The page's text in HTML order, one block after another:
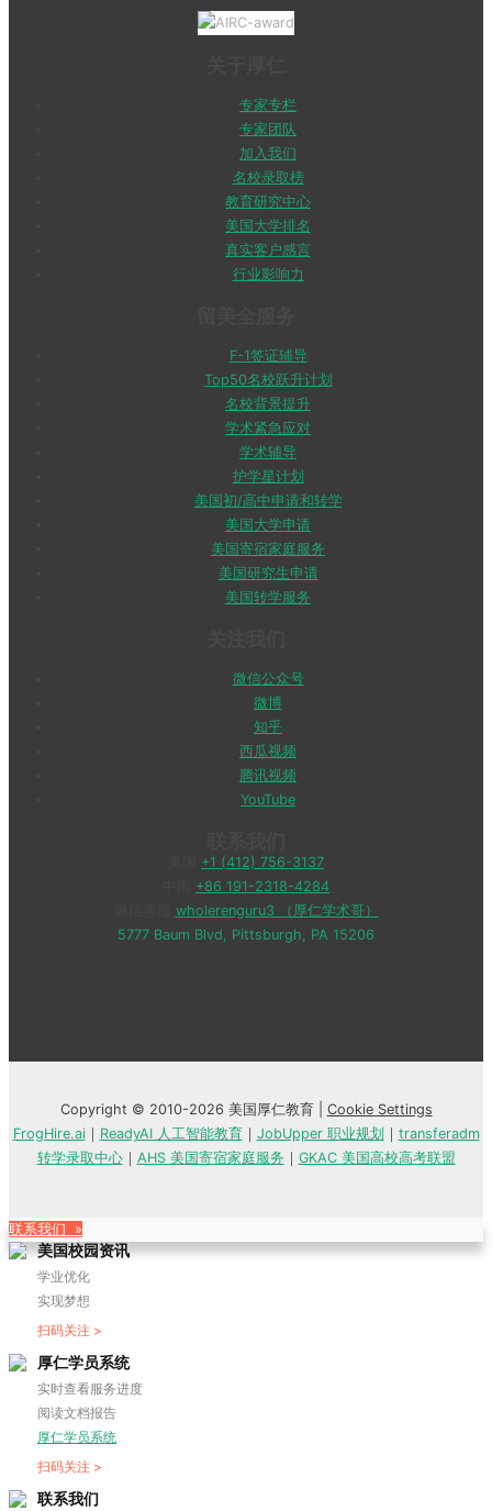
关于厚仁
加入我们
名校录取榜
教育研究中心
美国大学排名
真实客户感言
行业影响力
留美全服务
名校背景提升
学术紧急应对
学术辅导
护学星计划
美国初/高中申请和转学
美国大学申请
美国寄宿家庭服务
美国研究生申请
美国转学服务
关注我们
知乎
西瓜视频
腾讯视频
YouTube
联系我们
+1 (412) 756-3137
wholerenguru3 （厚仁学术哥）
5777 Baum Blvd, Pittsburgh, PA 15206
Copyright © 2010-2026 美国厚仁教育 |Cookie Settings
转学录取中心｜AHS 美国寄宿家庭服务｜GKAC 美国高校高考联盟
学业优化
实现梦想
扫码关注 >
厚仁学员系统
实时查看服务进度
阅读文档报告
厚仁学员系统
扫码关注 >
联系我们
微信24小时在线客服
美国中国8大办公室